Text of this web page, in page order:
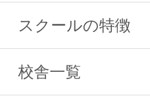
スクールの特徴
校舎一覧